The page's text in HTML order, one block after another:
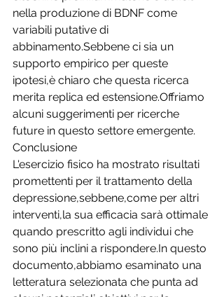
nella produzione di BDNF come
variabili putative di
abbinamento.Sebbene ci sia un
supporto empirico per queste
ipotesi,è chiaro che questa ricerca
merita replica ed estensione.Offriamo
alcuni suggerimenti per ricerche
future in questo settore emergente.
Conclusione
L'esercizio fisico ha mostrato risultati
promettenti per il trattamento della
depressione,sebbene,come per altri
interventi,la sua efficacia sarà ottimale
quando prescritto agli individui che
sono più inclini a rispondere.In questo
documento,abbiamo esaminato una
letteratura selezionata che punta ad